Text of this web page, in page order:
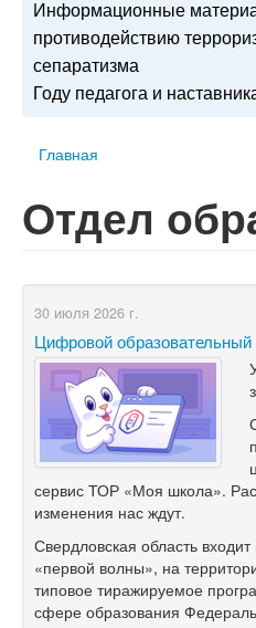
Информационные
противодействию
сепаратизма
Году педагога и
Главная
Отдел
30 июля 2026 г.
Цифровой
сервис ТОР «Моя школа».
изменения нас ждут.
Свердловская область входит
«первой волны», на
типовое тиражируемое
сфере образования